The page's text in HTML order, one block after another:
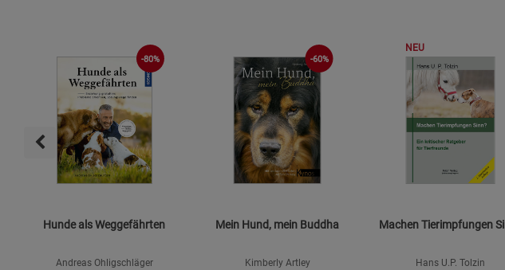
-80%
Hunde als Weggefährten
Andreas Ohligschläger
-60%
Mein Hund, mein Buddha
Kimberly Artley
NEU
Machen Tierimpfungen
Hans U.P. Tolzin
Marketing
Beschreibung Marketing
Cookie-